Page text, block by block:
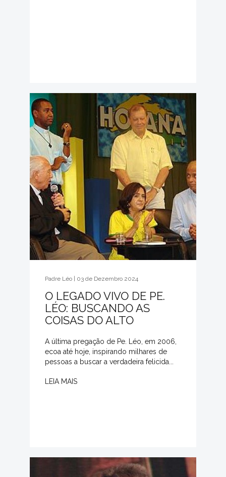
Padre Léo | 03 de Dezembro 2024
O LEGADO VIVO DE PE.
LÉO: BUSCANDO AS
COISAS DO ALTO
A última pregação de Pe. Léo, em 2006,
ecoa até hoje, inspirando milhares de
pessoas a buscar a verdadeira felicida...
LEIA MAIS